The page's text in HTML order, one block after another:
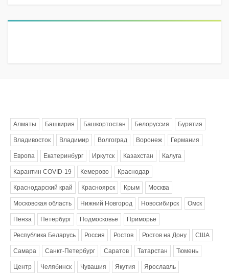
Алматы Башкирия Башкортостан Белоруссия Бурятия
Владивосток Владимир Волгоград Воронеж Германия
Европа Екатеринбург Иркутск Казахстан Калуга
Карантин COVID-19 Кемерово Краснодар
Краснодарский край Красноярск Крым Москва
Московская область Нижний Новгород Новосибирск Омск
Пенза Петербург Подмосковье Приморье
Республика Беларусь Россия Ростов Ростов на Дону США
Самара Санкт-Петербург Саратов Татарстан Тюмень
Центр Челябинск Чувашия Якутия Ярославль